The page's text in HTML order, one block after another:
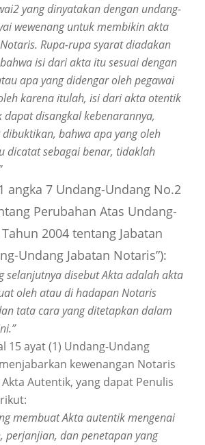
yang dinyatakan dengan undang-
wewenang untuk membikin akta
Rupa-rupa syarat diadakan
isi dari akta itu sesuai dengan
apa yang didengar oleh pegawai
karena itulah, isi dari akta otentik
disangkal kebenarannya,
bahwa apa yang oleh
dicatat sebagai benar, tidaklah
angka 7 Undang-Undang No.2
Perubahan Atas Undang-
2004 tentang Jabatan
Undang Jabatan Notaris”):
selanjutnya disebut Akta adalah akta
oleh atau di hadapan Notaris
tata cara yang ditetapkan dalam
15 ayat (1) Undang-Undang
kewenangan Notaris
Autentik, yang dapat Penulis
membuat Akta autentik mengenai
perjanjian, dan penetapan yang